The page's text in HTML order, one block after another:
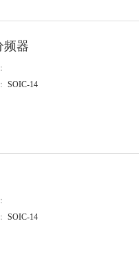
频器
SOIC-14
SOIC-14